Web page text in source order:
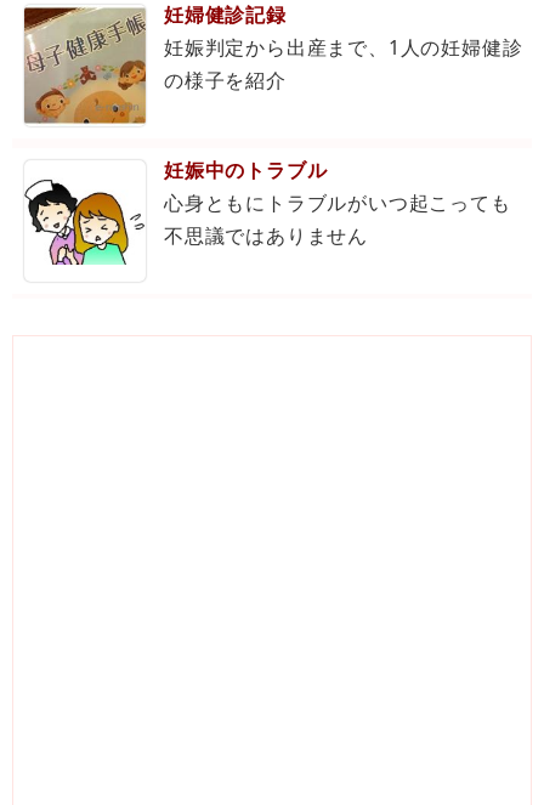
妊婦健診記録
妊娠判定から出産まで、1人の妊婦健診
の様子を紹介
妊娠中のトラブル
心身ともにトラブルがいつ起こっても
不思議ではありません